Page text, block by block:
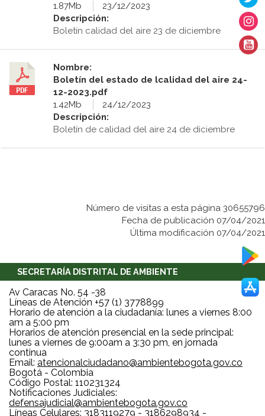
1.87Mb
23/12/2023
Descripción:
Boletín calidad del aire 23 de diciembre
Nombre:
Boletín del estado de lcalidad del aire 24-
12-2023.pdf
1.42Mb
24/12/2023
Descripción:
Boletín de calidad del aire 24 de diciembre
Número de visitas a esta página 30655796
Fecha de publicación 07/04/2021
Última modificación 07/04/2021
SECRETARÍA DISTRITAL DE AMBIENTE
Av Caracas No. 54 -38
Líneas de Atención +57 (1) 3778899
Horario de atención a la ciudadanía: lunes a viernes 8:00
am a 5:00 pm
Horarios de atención presencial en la sede principal:
lunes a viernes de 9:00am a 3:30 pm, en jornada
continua
Email: atencionalciudadano@ambientebogota.gov.co
Bogotá - Colombia
Código Postal: 110231324
Notificaciones Judiciales:
defensajudicial@ambientebogota.gov.co
Líneas Celulares: 3183119279 - 3186298934 -